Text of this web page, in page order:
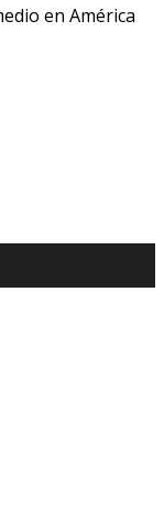
en América